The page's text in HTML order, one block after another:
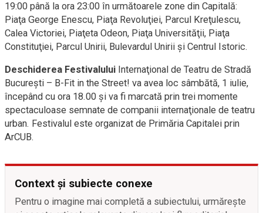
19:00 până la ora 23:00 în următoarele zone din Capitală:
Piaţa George Enescu, Piaţa Revoluţiei, Parcul Kreţulescu,
Calea Victoriei, Piaţeta Odeon, Piaţa Universităţii, Piaţa
Constituţiei, Parcul Unirii, Bulevardul Unirii şi Centrul Istoric.
Deschiderea Festivalului Internaţional de Teatru de Stradă
Bucureşti – B-Fit in the Street! va avea loc sâmbătă, 1 iulie,
începând cu ora 18.00 şi va fi marcată prin trei momente
spectaculoase semnate de companii internaţionale de teatru
urban. Festivalul este organizat de Primăria Capitalei prin
ArCUB.
Context și subiecte conexe
Pentru o imagine mai completă a subiectului, urmărește